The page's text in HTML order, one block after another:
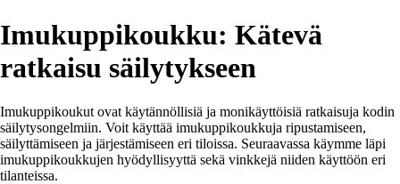
Imukuppikoukku: Kätevä
ratkaisu säilytykseen
Imukuppikoukut ovat käytännöllisiä ja monikäyttöisiä ratkaisuja kodin
säilytysongelmiin. Voit käyttää imukuppikoukkuja ripustamiseen,
säilyttämiseen ja järjestämiseen eri tiloissa. Seuraavassa käymme läpi
imukuppikoukkujen hyödyllisyyttä sekä vinkkejä niiden käyttöön eri
tilanteissa.